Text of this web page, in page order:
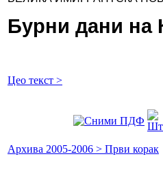
Бурни дани на
Цео текст >
Архива 2005-2006 > Први корак